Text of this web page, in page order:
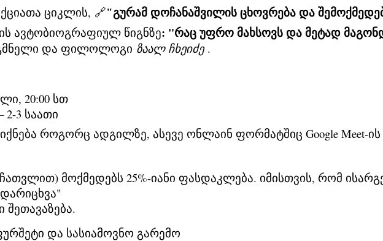
ციკლის, 🔗"გურამ დოჩანაშვილის ცხოვრება და
ავტობიოგრაფიულ წიგნზე: "რაც Უფრო Მახსოვს Და Მეტად
Და Ფილოლოგი Ზაალ Ჩხეიძე .
20:00 სთ
2-3 საათი
როგორც ადგილზე, ასევე ონლაინ ფორმატშიც Google Meet-
ჩათვლით) მოქმედებს 25%-იანი ფასდაკლება. იმისთვის, რომ
და სასიამოვნო გარემო